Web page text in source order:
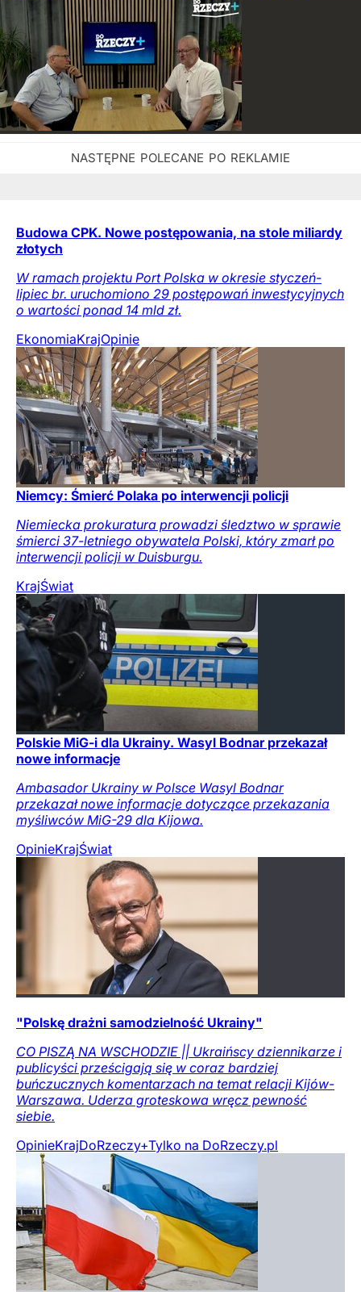
Budowa CPK. Nowe postępowania, na stole miliardy
złotych
W ramach projektu Port Polska w okresie styczeń-
lipiec br. uruchomiono 29 postępowań inwestycyjnych
o wartości ponad 14 mld zł.
EkonomiaKrajOpinie
Niemcy: Śmierć Polaka po interwencji policji
Niemiecka prokuratura prowadzi śledztwo w sprawie
śmierci 37-letniego obywatela Polski, który zmarł po
interwencji policji w Duisburgu.
KrajŚwiat
Polskie MiG-i dla Ukrainy. Wasyl Bodnar przekazał
nowe informacje
Ambasador Ukrainy w Polsce Wasyl Bodnar
przekazał nowe informacje dotyczące przekazania
myśliwców MiG-29 dla Kijowa.
OpinieKrajŚwiat
"Polskę drażni samodzielność Ukrainy"
CO PISZĄ NA WSCHODZIE || Ukraińscy dziennikarze i
publicyści prześcigają się w coraz bardziej
buńczucznych komentarzach na temat relacji Kijów-
Warszawa. Uderza groteskowa wręcz pewność
siebie.
OpinieKrajDoRzeczy+Tylko na DoRzeczy.pl